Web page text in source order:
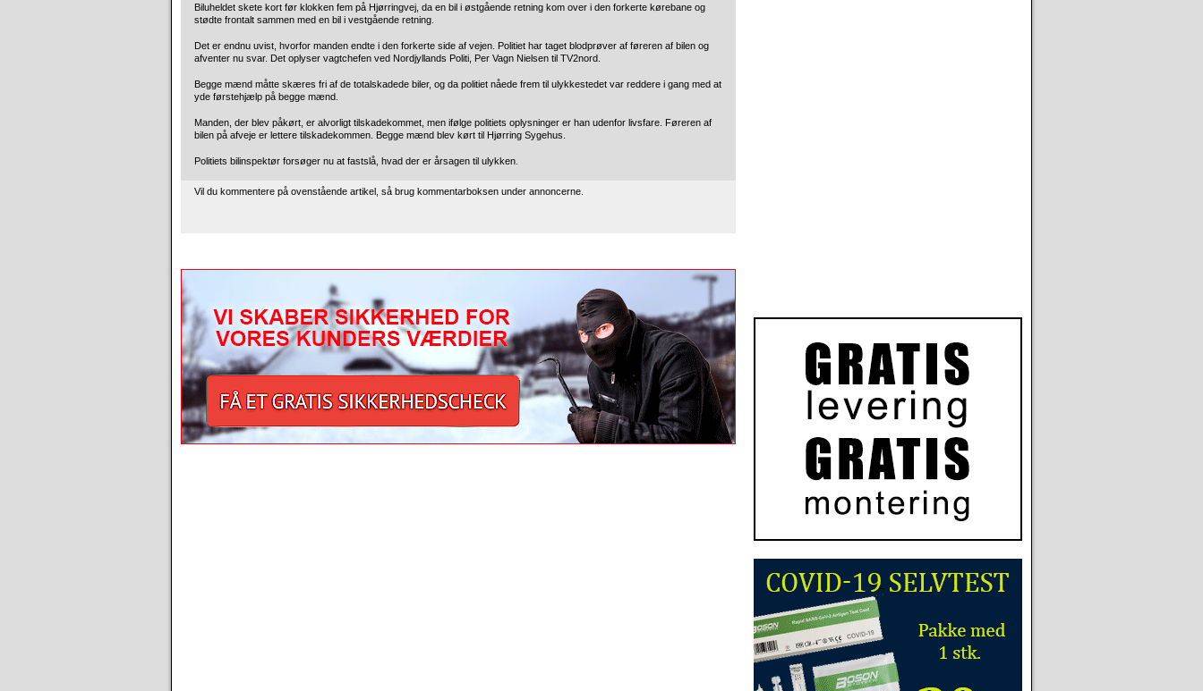
Biluheldet skete kort før klokken fem på Hjørringvej, da en bil i østgående retning kom over i den forkerte kørebane og
stødte frontalt sammen med en bil i vestgående retning.
Det er endnu uvist, hvorfor manden endte i den forkerte side af vejen. Politiet har taget blodprøver af føreren af bilen og
afventer nu svar. Det oplyser vagtchefen ved Nordjyllands Politi, Per Vagn Nielsen til TV2nord.
Begge mænd måtte skæres fri af de totalskadede biler, og da politiet nåede frem til ulykkestedet var reddere i gang med at
yde førstehjælp på begge mænd.
Manden, der blev påkørt, er alvorligt tilskadekommet, men ifølge politiets oplysninger er han udenfor livsfare. Føreren af
bilen på afveje er lettere tilskadekommen. Begge mænd blev kørt til Hjørring Sygehus.
Politiets bilinspektør forsøger nu at fastslå, hvad der er årsagen til ulykken.
Vil du kommentere på ovenstående artikel, så brug kommentarboksen under annoncerne.